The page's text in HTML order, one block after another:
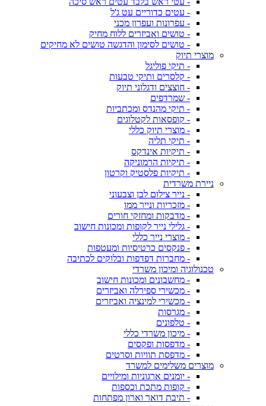
- עטים כדוריים עט ג'ל
- עפרונות ועפרון מכני
- טושים ואביזרים ללוח מחיק
- טושים לסימון והדגשה טושים לא מחיקים
מוצרי תיוק
- תיקי פוליגל
- קלסרים ותיקי טבעות
- חוצצים ודגלוני תיוק
- שמרדפים
- תיקי מהנדס ומכתביות
- קופסאות לקטלוגים
- מוצרי תיוק כללי
- תיקי תליה
- תיקיות אינדקס
- תיקיות הרמוניקה
- תיקיות פלסטיק וקרטון
ניירת משרדית
- נייר צילום לבן וצבעוני
- מזכריות ונייר ממו
- מדבקות ומחזקי חורים
- גלילי נייר לקופות ומכונות חישוב
- מוצרי נייר כללי
- פנקסים כרטיסיות ומעטפות
- מחברות דפדפות ובלוקים לכתיבה
טכנולוגיה ומיכון משרדי
- מחשבונים ומכונות חישוב
- מכשירי ספירלה ואביזרים
- מכשירי למינציה ואביזרים
- מגרסות
- טלפונים
- מיכון משרדי כללי
- מדפסות ופקסים
- מדפסת תוויות וסרטים
מוצרים משלימים למשרד
- יומנים ארגוניות ומילויים
- קופות מתכת וכספות
- תיבת דואר וארון מפתחות